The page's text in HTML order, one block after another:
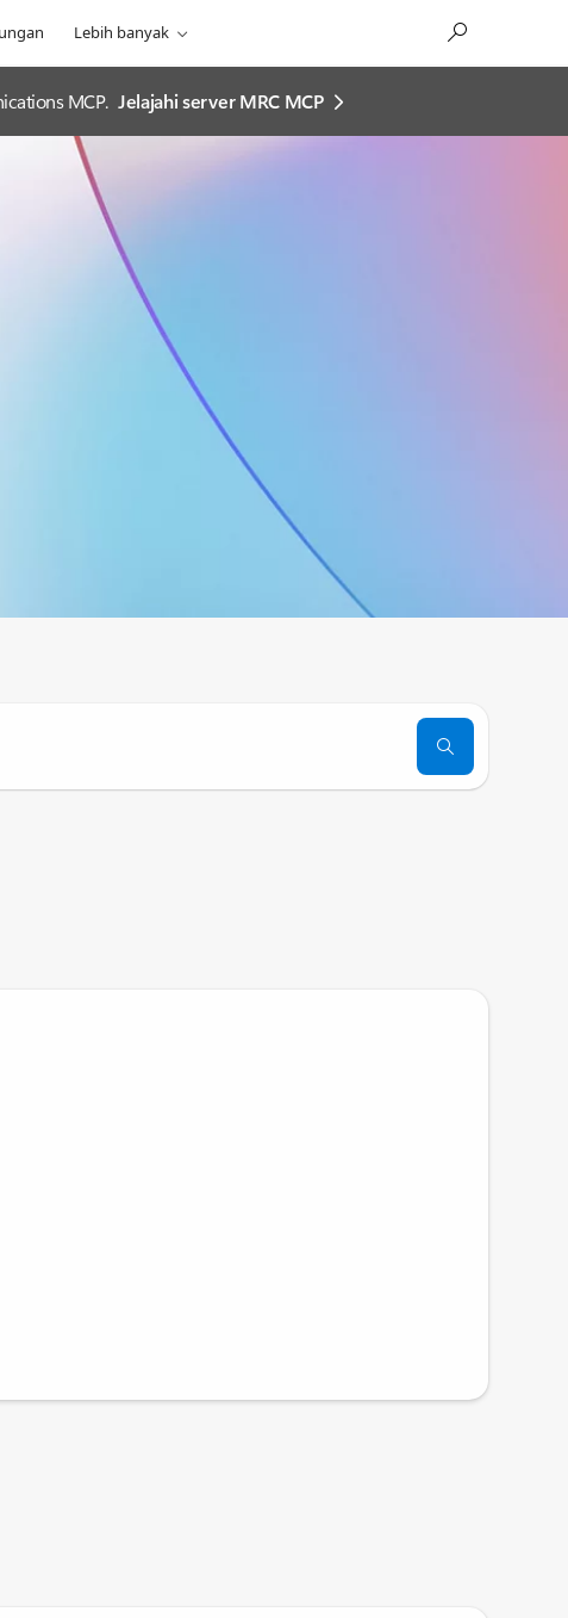
Lebih banyak
MCP. Jelajahi server MRC MCP